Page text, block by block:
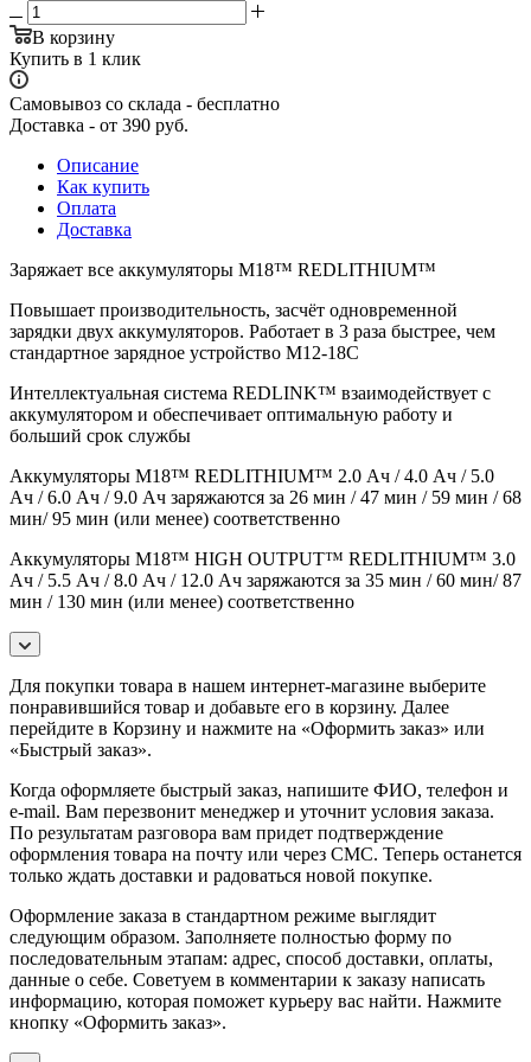
В корзину
Купить в 1 клик
Самовывоз со склада - бесплатно
Доставка - от 390 руб.
Описание
Как купить
Оплата
Доставка
Заряжает все аккумуляторы M18™ REDLITHIUM™
Повышает производительность, засчёт одновременной
зарядки двух аккумуляторов. Работает в 3 раза быстрее, чем
стандартное зарядное устройство M12-18C
Интеллектуальная система REDLINK™ взаимодействует с
аккумулятором и обеспечивает оптимальную работу и
больший срок службы
Аккумуляторы M18™ REDLITHIUM™ 2.0 Ач / 4.0 Ач / 5.0
Ач / 6.0 Ач / 9.0 Ач заряжаются за 26 мин / 47 мин / 59 мин / 68
мин/ 95 мин (или менее) соответственно
Аккумуляторы M18™ HIGH OUTPUT™ REDLITHIUM™ 3.0
Ач / 5.5 Ач / 8.0 Ач / 12.0 Ач заряжаются за 35 мин / 60 мин/ 87
мин / 130 мин (или менее) соответственно
Для покупки товара в нашем интернет-магазине выберите
понравившийся товар и добавьте его в корзину. Далее
перейдите в Корзину и нажмите на «Оформить заказ» или
«Быстрый заказ».
Когда оформляете быстрый заказ, напишите ФИО, телефон и
e-mail. Вам перезвонит менеджер и уточнит условия заказа.
По результатам разговора вам придет подтверждение
оформления товара на почту или через СМС. Теперь останется
только ждать доставки и радоваться новой покупке.
Оформление заказа в стандартном режиме выглядит
следующим образом. Заполняете полностью форму по
последовательным этапам: адрес, способ доставки, оплаты,
данные о себе. Советуем в комментарии к заказу написать
информацию, которая поможет курьеру вас найти. Нажмите
кнопку «Оформить заказ».